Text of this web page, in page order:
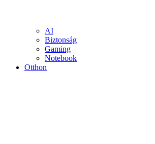
AI
Biztonság
Gaming
Notebook
Otthon